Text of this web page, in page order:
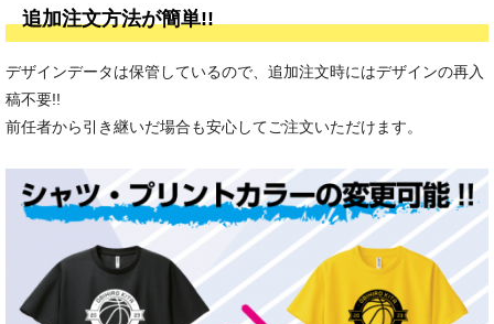
追加注文方法が簡単!!
デザインデータは保管しているので、追加注文時にはデザインの再入
稿不要!!
前任者から引き継いだ場合も安心してご注文いただけます。